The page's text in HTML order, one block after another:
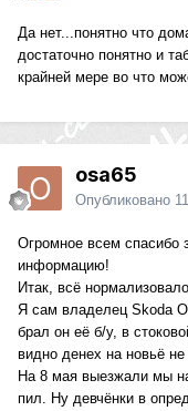
Да нет...понятно что
достаточно понятно и
крайней мере во что
osa65
Опубликовано
Огромное всем спасибо
информацию!
Итак, всё
Я сам владелец Skoda
брал он её б/у, в
видно денех на новьё не
На 8 мая выезжали мы
пил. Ну девчёнки в